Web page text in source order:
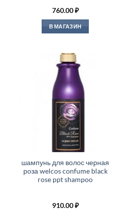
760.00₽
В МАГАЗИН
шампунь для волос черная
роза welcos confume black
rose ppt shampoo
910.00₽